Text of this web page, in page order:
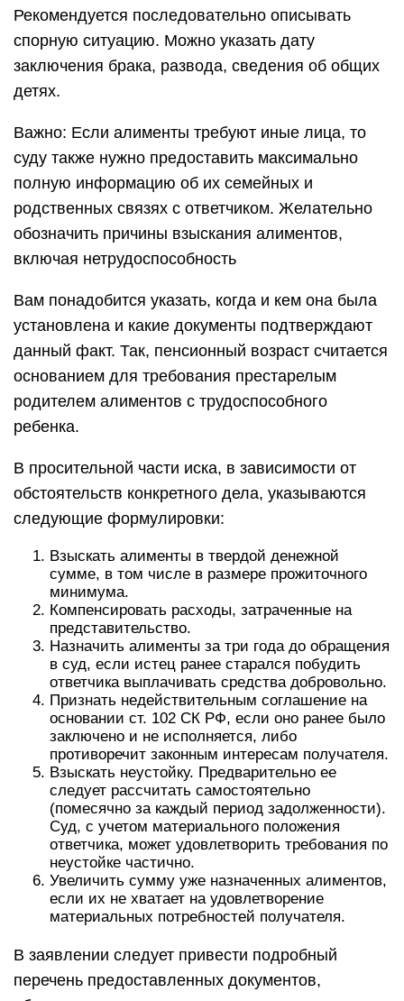
Рекомендуется последовательно описывать
спорную ситуацию. Можно указать дату
заключения брака, развода, сведения об общих
детях.
Важно: Если алименты требуют иные лица, то
суду также нужно предоставить максимально
полную информацию об их семейных и
родственных связях с ответчиком. Желательно
обозначить причины взыскания алиментов,
включая нетрудоспособность
Вам понадобится указать, когда и кем она была
установлена и какие документы подтверждают
данный факт. Так, пенсионный возраст считается
основанием для требования престарелым
родителем алиментов с трудоспособного
ребенка.
В просительной части иска, в зависимости от
обстоятельств конкретного дела, указываются
следующие формулировки:
Взыскать алименты в твердой денежной
сумме, в том числе в размере прожиточного
минимума.
Компенсировать расходы, затраченные на
представительство.
Назначить алименты за три года до обращения
в суд, если истец ранее старался побудить
ответчика выплачивать средства добровольно.
Признать недействительным соглашение на
основании ст. 102 СК РФ, если оно ранее было
заключено и не исполняется, либо
противоречит законным интересам получателя.
Взыскать неустойку. Предварительно ее
следует рассчитать самостоятельно
(помесячно за каждый период задолженности).
Суд, с учетом материального положения
ответчика, может удовлетворить требования по
неустойке частично.
Увеличить сумму уже назначенных алиментов,
если их не хватает на удовлетворение
материальных потребностей получателя.
В заявлении следует привести подробный
перечень предоставленных документов,